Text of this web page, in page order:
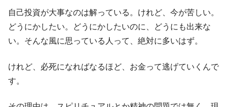
自己投資が大事なのは解っている。けれど、今が苦しい。
どうにかしたい。どうにかしたいのに、どうにも出来な
い。そんな風に思っている人って、絶対に多いはず。
けれど、必死になればなるほど、お金って逃げていくんで
す。